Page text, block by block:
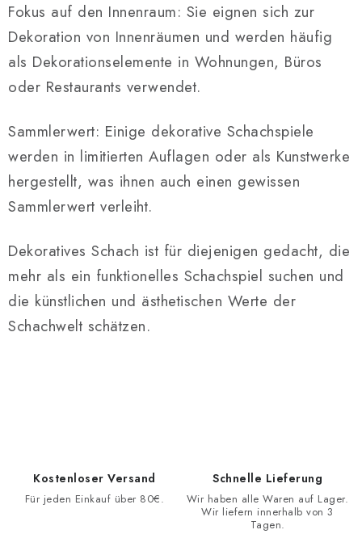
Fokus auf den Innenraum: Sie eignen sich zur
Dekoration von Innenräumen und werden häufig
als Dekorationselemente in Wohnungen, Büros
oder Restaurants verwendet.
Sammlerwert: Einige dekorative Schachspiele
werden in limitierten Auflagen oder als Kunstwerke
hergestellt, was ihnen auch einen gewissen
Sammlerwert verleiht.
Dekoratives Schach ist für diejenigen gedacht, die
mehr als ein funktionelles Schachspiel suchen und
die künstlichen und ästhetischen Werte der
Schachwelt schätzen.
Kostenloser Versand
Für jeden Einkauf über 80€.
Schnelle Lieferung
Wir haben alle Waren auf Lager.
Wir liefern innerhalb von 3
Tagen.